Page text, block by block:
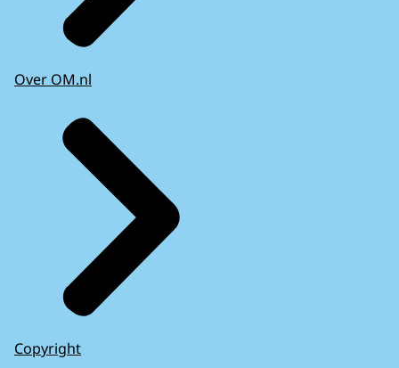
Over OM.nl
Copyright